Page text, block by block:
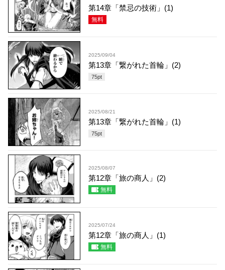
第14章「禁忌の技術」(1)
無料
2025/09/04
第13章「繋がれた首輪」(2)
75pt
2025/08/21
第13章「繋がれた首輪」(1)
75pt
2025/08/07
第12章「旅の商人」(2)
無料
2025/07/24
第12章「旅の商人」(1)
無料